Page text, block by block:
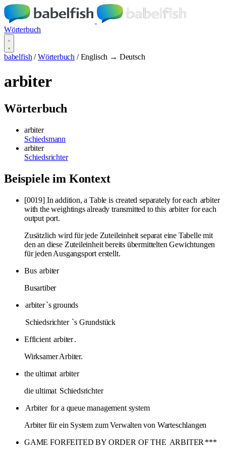
Wörterbuch
babelfish / Wörterbuch / Englisch → Deutsch
arbiter
Wörterbuch
arbiter
Schiedsmann
arbiter
Schiedsrichter
Beispiele im Kontext
[0019] In addition, a Table is created separately for each arbiter
with the weightings already transmitted to this arbiter for each
output port.
Zusätzlich wird für jede Zuteileinheit separat eine Tabelle mit
den an diese Zuteileinheit bereits übermittelten Gewichtungen
für jeden Ausgangsport erstellt.
Bus arbiter
Busartiber
arbiter`s grounds
Schiedsrichter `s Grundstück
Efficient arbiter.
Wirksamer Arbiter.
the ultimat arbiter
die ultimat Schiedsrichter
Arbiter for a queue management system
Arbiter für ein System zum Verwalten von Warteschlangen
GAME FORFEITED BY ORDER OF THE ARBITER ***